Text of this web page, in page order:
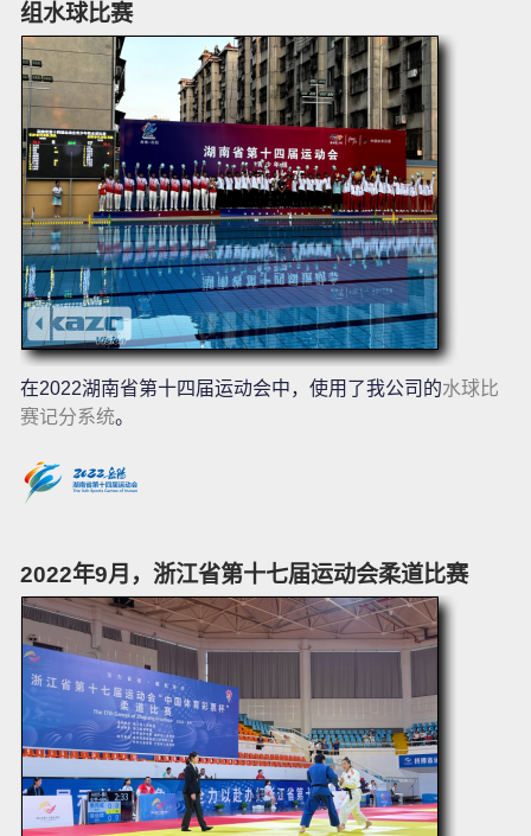
组水球比赛
在2022湖南省第十四届运动会中，使用了我公司的水球比
赛记分系统。
2022年9月，浙江省第十七届运动会柔道比赛